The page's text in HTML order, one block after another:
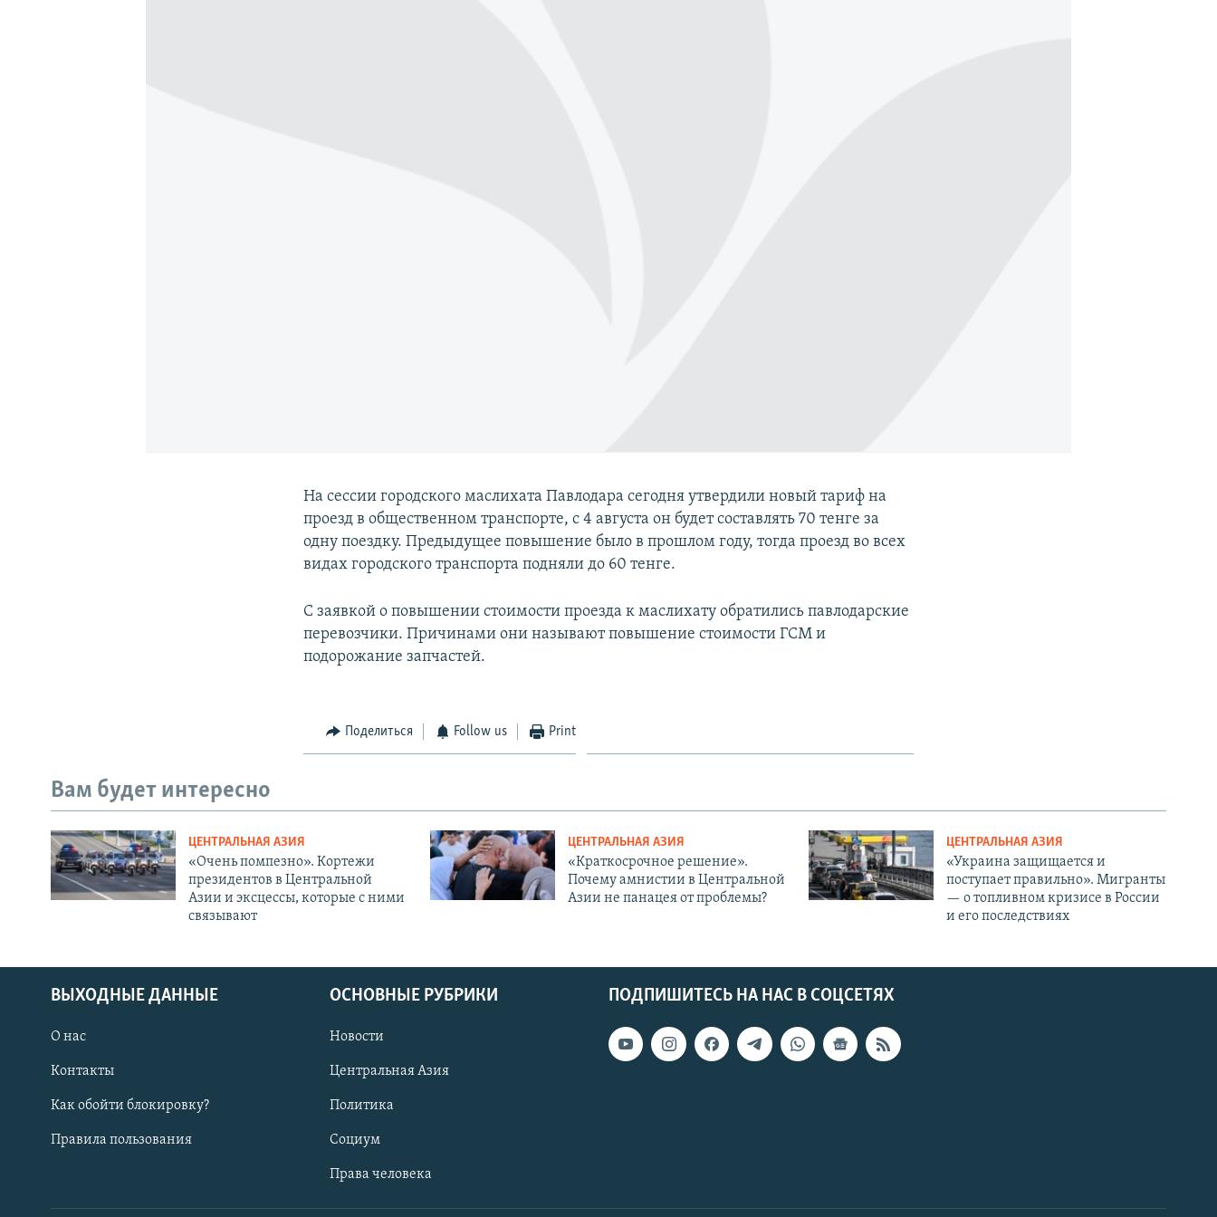
На сессии городского маслихата Павлодара сегодня утвердили новый тариф на
проезд в общественном транспорте, с 4 августа он будет составлять 70 тенге за
одну поездку. Предыдущее повышение было в прошлом году, тогда проезд во всех
видах городского транспорта подняли до 60 тенге.
С заявкой о повышении стоимости проезда к маслихату обратились павлодарские
перевозчики. Причинами они называют повышение стоимости ГСМ и
подорожание запчастей.
Поделиться Follow us Print
Вам будет интересно
ЦЕНТРАЛЬНАЯ АЗИЯ
«Очень помпезно». Кортежи
президентов в Центральной
Азии и эксцессы, которые с ними
связывают
ЦЕНТРАЛЬНАЯ АЗИЯ
«Краткосрочное решение».
Почему амнистии в Центральной
Азии не панацея от проблемы?
ЦЕНТРАЛЬНАЯ АЗИЯ
«Украина защищается и
поступает правильно». Мигранты
— о топливном кризисе в России
и его последствиях
ПОДПИШИТЕСЬ НА НАС В СОЦСЕТЯХ
ВЫХОДНЫЕ ДАННЫЕ
О нас
Контакты
Как обойти блокировку?
Правила пользования
ОСНОВНЫЕ РУБРИКИ
Новости
Центральная Азия
Политика
Социум
Права человека